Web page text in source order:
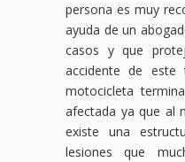
persona es muy
ayuda de un
casos y que
accidente de
motocicleta
afectada ya que al
existe una
lesiones que